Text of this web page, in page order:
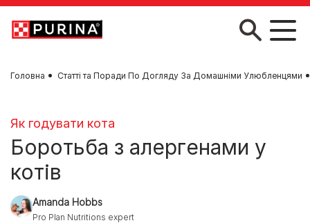
Skip to main content
Головна Статті та Поради По Догляду За Домашніми Улюбленцями
Як годувати кота
Боротьба з алергенами у
котів
Amanda Hobbs
Pro Plan Nutritions expert